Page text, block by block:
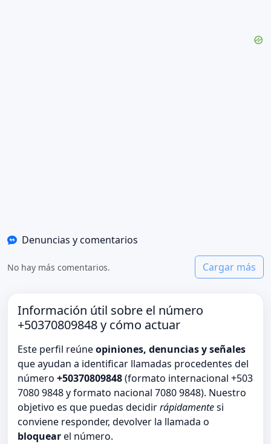
Denuncias y comentarios
No hay más comentarios. Cargar más
Información útil sobre el número
+50370809848 y cómo actuar
Este perfil reúneopiniones, denuncias y señales
que ayudan a identificar llamadas procedentes del
número +50370809848(formato internacional +503
7080 9848 y formato nacional 7080 9848). Nuestro
objetivo es que puedas decidirrápidamentesi
conviene responder, devolver la llamada o
bloquearel número.